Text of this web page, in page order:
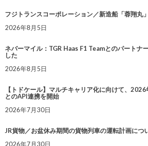
フジトランスコーポレーション／新造船「蓉翔丸
2026年8月5日
ネバーマイル：TGR Haas F1 Teamとのパートナ
した
2026年8月5日
【トドケール】マルチキャリア化に向けて、
とのAPI連携を開始
2026年7月30日
JR貨物／お盆休み期間の貨物列車の運転計画につ
2026年7月30日